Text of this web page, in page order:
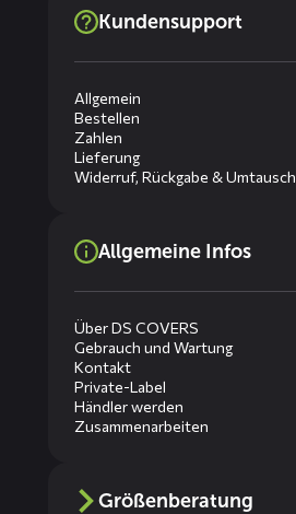
Kundensupport
Allgemein
Bestellen
Zahlen
Lieferung
Widerruf, Rückgabe & Umtausch
Allgemeine Infos
Über DS COVERS
Gebrauch und Wartung
Kontakt
Private-Label
Händler werden
Zusammenarbeiten
Größenberatung